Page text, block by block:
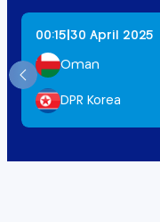
00:15 30 April 2025
Oman
DPR Korea